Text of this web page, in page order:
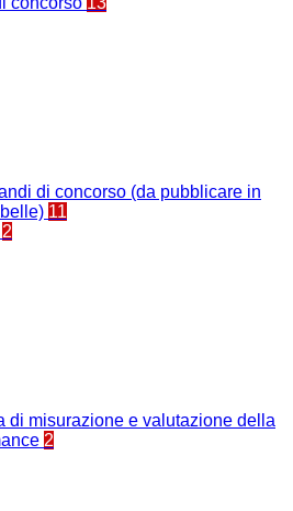
di concorso (da pubblicare in
11
2
di misurazione e valutazione della
2